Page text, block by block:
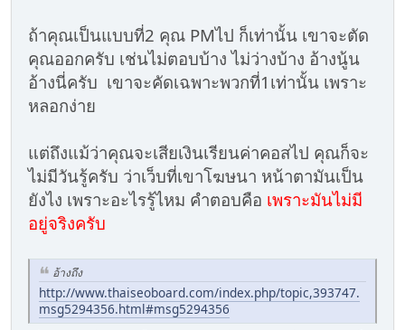
ถ้าคุณเป็นแบบที่2 คุณ PMไป ก็เท่านั้น เขาจะตัด
คุณออกครับ เช่นไม่ตอบบ้าง ไม่ว่างบ้าง อ้างนู้น
อ้างนี่ครับ เขาจะคัดเฉพาะพวกที่1เท่านั้น เพราะ
หลอกง่าย
แต่ถึงแม้ว่าคุณจะเสียเงินเรียนค่าคอสไป คุณก็จะ
ไม่มีวันรู้ครับ ว่าเว็บที่เขาโฆษนา หน้าตามันเป็น
ยังไง เพราะอะไรรู้ไหม คำตอบคือ เพราะมันไม่มี
อยู่จริงครับ
อ้างถึง
http://www.thaiseoboard.com/index.php/topic,393747.
msg5294356.html#msg5294356